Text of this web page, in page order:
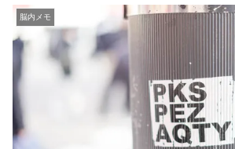
脳内メモ